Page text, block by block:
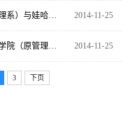
2014-11-25
2014-11-25
3 下页